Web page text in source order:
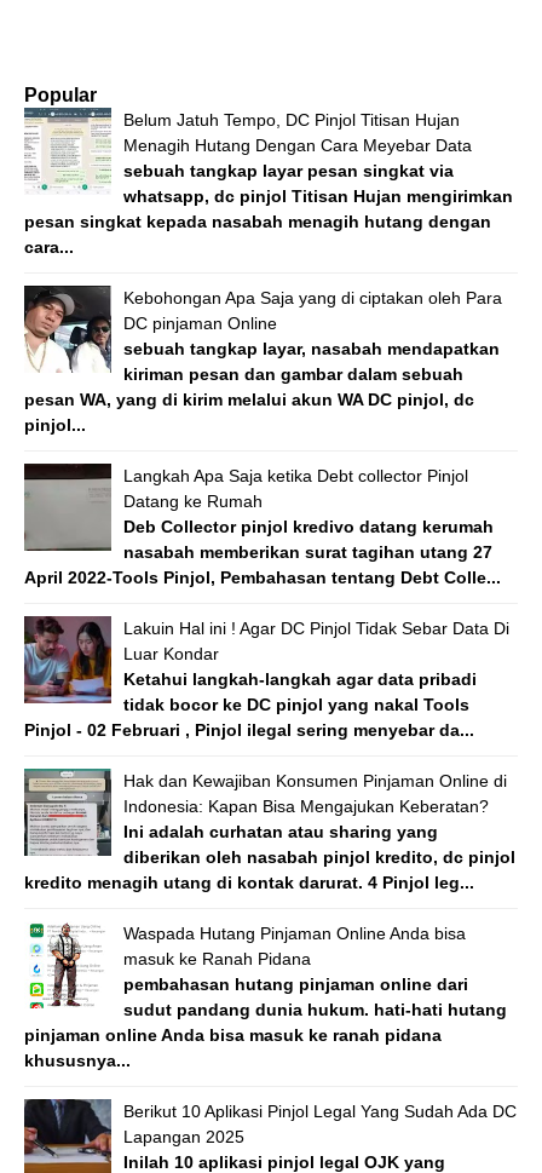
Popular
Belum Jatuh Tempo, DC Pinjol Titisan Hujan
Menagih Hutang Dengan Cara Meyebar Data
sebuah tangkap layar pesan singkat via
whatsapp, dc pinjol Titisan Hujan mengirimkan
pesan singkat kepada nasabah menagih hutang dengan
cara...
Kebohongan Apa Saja yang di ciptakan oleh Para
DC pinjaman Online
sebuah tangkap layar, nasabah mendapatkan
kiriman pesan dan gambar dalam sebuah
pesan WA, yang di kirim melalui akun WA DC pinjol, dc
pinjol...
Langkah Apa Saja ketika Debt collector Pinjol
Datang ke Rumah
Deb Collector pinjol kredivo datang kerumah
nasabah memberikan surat tagihan utang 27
April 2022-Tools Pinjol, Pembahasan tentang Debt Colle...
Lakuin Hal ini ! Agar DC Pinjol Tidak Sebar Data Di
Luar Kondar
Ketahui langkah-langkah agar data pribadi
tidak bocor ke DC pinjol yang nakal Tools
Pinjol - 02 Februari , Pinjol ilegal sering menyebar da...
Hak dan Kewajiban Konsumen Pinjaman Online di
Indonesia: Kapan Bisa Mengajukan Keberatan?
Ini adalah curhatan atau sharing yang
diberikan oleh nasabah pinjol kredito, dc pinjol
kredito menagih utang di kontak darurat. 4 Pinjol leg...
Waspada Hutang Pinjaman Online Anda bisa
masuk ke Ranah Pidana
pembahasan hutang pinjaman online dari
sudut pandang dunia hukum. hati-hati hutang
pinjaman online Anda bisa masuk ke ranah pidana
khususnya...
Berikut 10 Aplikasi Pinjol Legal Yang Sudah Ada DC
Lapangan 2025
Inilah 10 aplikasi pinjol legal OJK yang